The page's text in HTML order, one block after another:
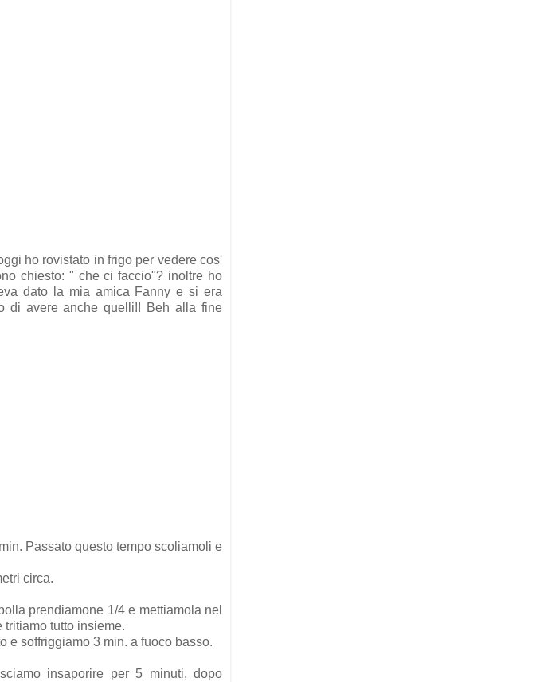
ho rovistato in frigo per vedere cos'
chiesto: " che ci faccio"? inoltre ho
dato la mia amica Fanny e si era
di avere anche quelli!! Beh alla fine
Passato questo tempo scoliamoli e
circa.
prendiamone 1/4 e mettiamola nel
tutto insieme.
e soffriggiamo 3 min. a fuoco basso.
insaporire per 5 minuti, dopo